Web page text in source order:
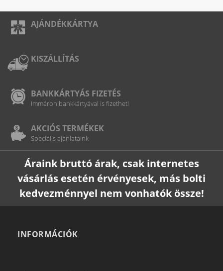
AJÁNDÉKKÁRTYA
KISZÁLLÍTÁS
BANKKÁRTYÁS FIZETÉS
Immáron bankkártyával is fizethet!
AKCIÓS TERMÉKEK
Speciális ajánlataink
Áraink bruttó árak, csak internetes
vásárlás esetén érvényesek, más bolti
kedvezménnyel nem vonhatók össze!
INFORMÁCIÓK